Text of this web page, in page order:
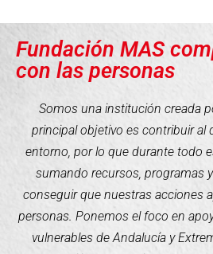
Fundación MAS
con las personas
Somos una institución creada
principal objetivo es contribuir al
entorno, por lo que durante todo
sumando recursos, programas
conseguir que nuestras acciones
personas. Ponemos el foco en
vulnerables de Andalucía y